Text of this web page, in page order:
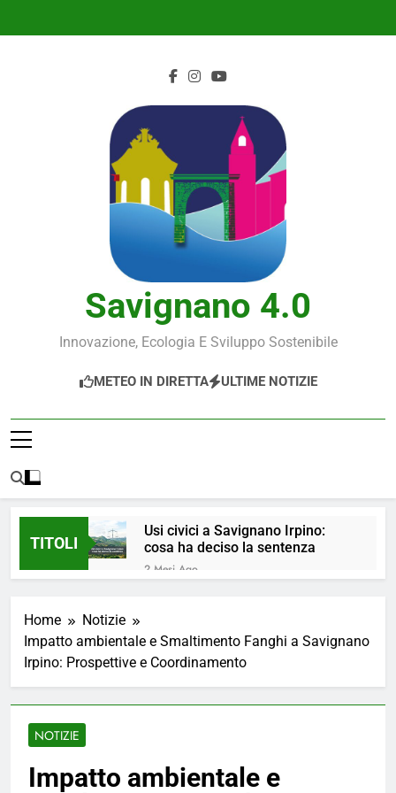
Savignano 4.0
Innovazione, Ecologia E Sviluppo Sostenibile
METEO IN DIRETTA ULTIME NOTIZIE
TITOLI
Usi civici a Savignano Irpino:
cosa ha deciso la sentenza
2 Mesi Ago
ORDINANZA N. 8/2026 –
PARZIALE REVOCA DEL DIVIETO
4 Mesi Ago
📢Aggiornamento Situazione
⚠️ Emergenza Acqua a
Savignano Irpino: Ordinanza n. 7
Home
Notizie
Impatto ambientale e Smaltimento Fanghi a Savignano
Irpino: Prospettive e Coordinamento
NOTIZIE
Impatto ambientale e